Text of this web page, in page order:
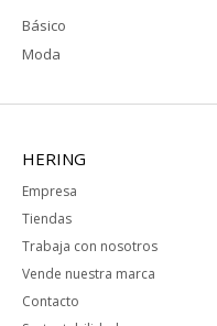
Básico
Moda
HERING
Empresa
Tiendas
Trabaja con nosotros
Vende nuestra marca
Contacto